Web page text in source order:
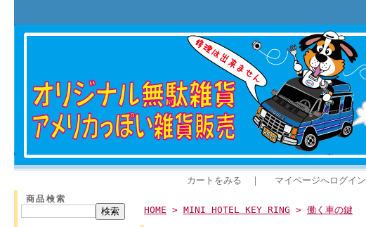
カートをみる ｜ マイページへログイン
商品検索
HOME > MINI HOTEL KEY RING > 働く車の鍵